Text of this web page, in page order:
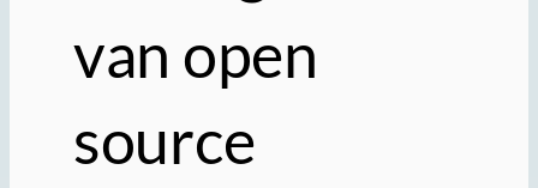
van open
source